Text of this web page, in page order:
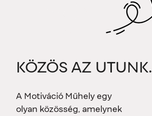
KÖZÖS AZ UTUNK.
A Motiváció Műhely egy
olyan közösség, amelynek